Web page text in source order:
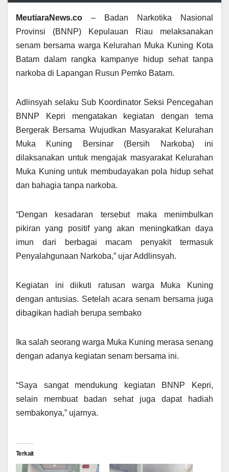
MeutiaraNews.co – Badan Narkotika Nasional
Provinsi (BNNP) Kepulauan Riau melaksanakan
senam bersama warga Kelurahan Muka Kuning Kota
Batam dalam rangka kampanye hidup sehat tanpa
narkoba di Lapangan Rusun Pemko Batam.
Adlinsyah selaku Sub Koordinator Seksi Pencegahan
BNNP Kepri mengatakan kegiatan dengan tema
Bergerak Bersama Wujudkan Masyarakat Kelurahan
Muka Kuning Bersinar (Bersih Narkoba) ini
dilaksanakan untuk mengajak masyarakat Kelurahan
Muka Kuning untuk membudayakan pola hidup sehat
dan bahagia tanpa narkoba.
“Dengan kesadaran tersebut maka menimbulkan
pikiran yang positif yang akan meningkatkan daya
imun dari berbagai macam penyakit termasuk
Penyalahgunaan Narkoba,” ujar Addlinsyah.
Kegiatan ini diikuti ratusan warga Muka Kuning
dengan antusias. Setelah acara senam bersama juga
dibagikan hadiah berupa sembako
Ika salah seorang warga Muka Kuning merasa senang
dengan adanya kegiatan senam bersama ini.
“Saya sangat mendukung kegiatan BNNP Kepri,
selain membuat badan sehat juga dapat hadiah
sembakonya,” ujarnya.
Terkait